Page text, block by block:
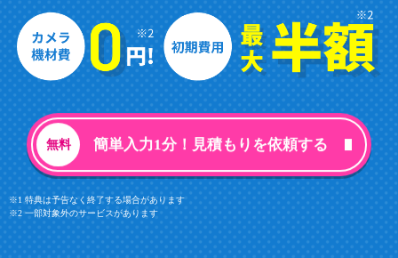
簡単入力1分！見積もりを依頼する
※1 特典は予告なく終了する場合があります
※2 一部対象外のサービスがあります